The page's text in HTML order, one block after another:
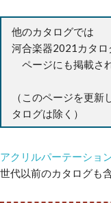
他のカタログでは
河合楽器2021カタロ
ページにも掲載さ
（このページを更
タログは除く）
アクリルパーテーショ
世代以前のカタログも